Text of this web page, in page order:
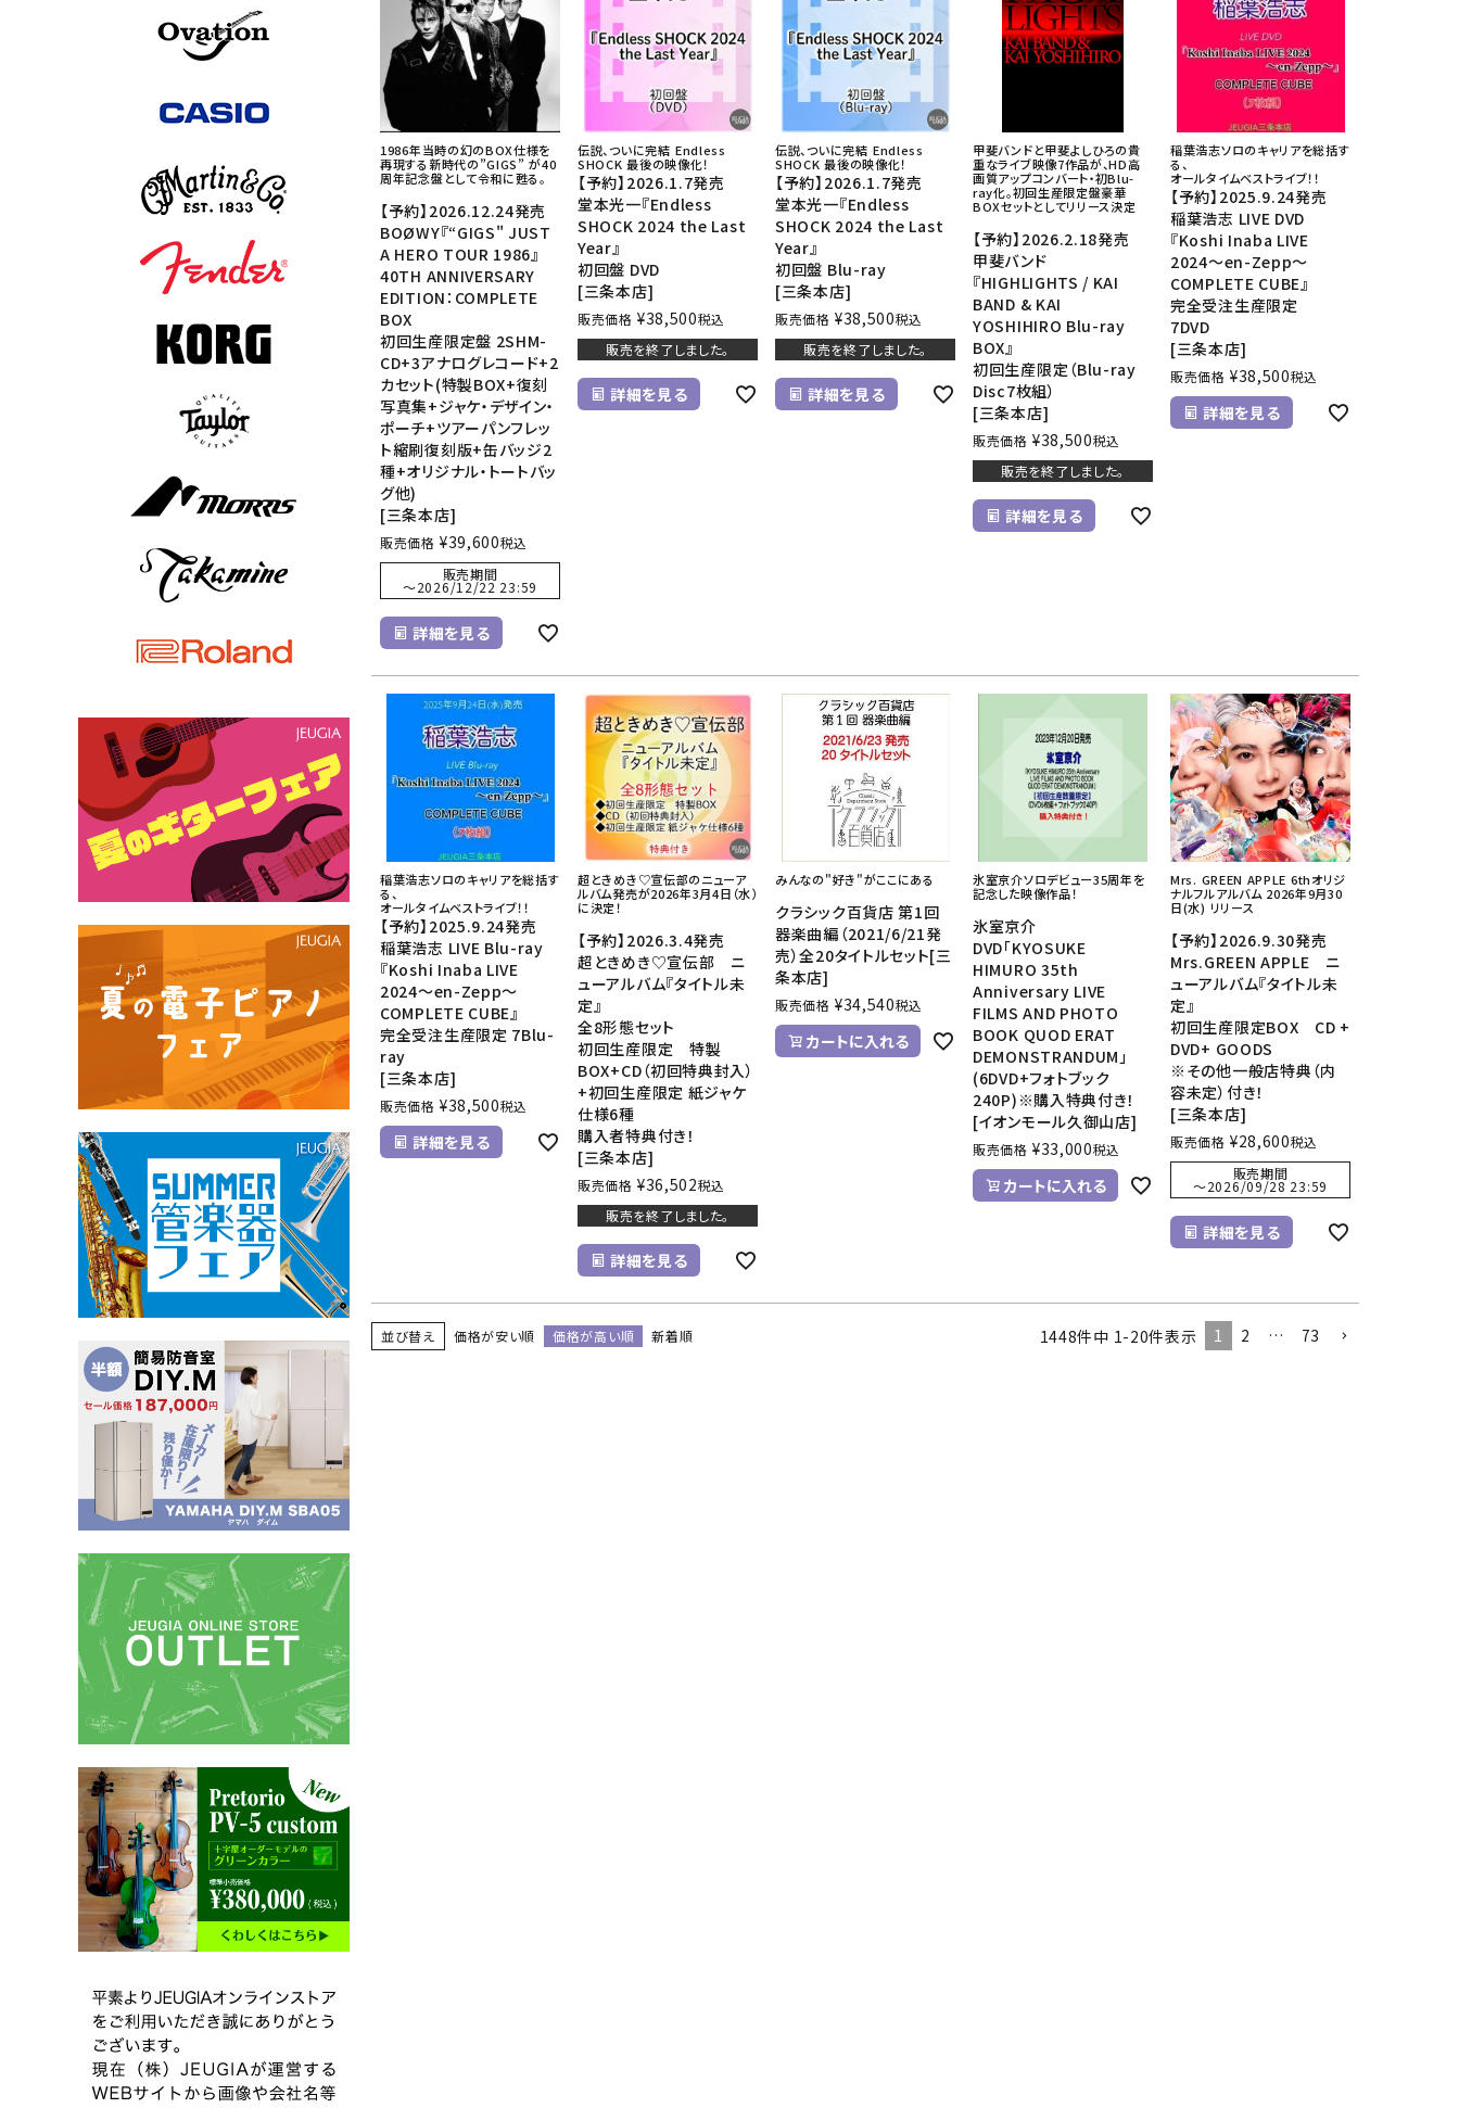
1986年当時の幻のBOX仕様を
再現する新時代の”GIGS” が40
周年記念盤として令和に甦る。
【予約】2026.12.24発売
BOØWY『“GIGS" JUST
A HERO TOUR 1986』
40TH ANNIVERSARY
EDITION：COMPLETE
BOX
初回生産限定盤 2SHM-
CD+3アナログレコード+2
カセット(特製BOX+復刻
写真集+ジャケ・デザイン・
ポーチ+ツアーパンフレッ
ト縮刷復刻版+缶バッジ2
種+オリジナル・トートバッ
グ他)
[三条本店]
販売価格 ¥39,600税込
販売期間
〜2026/12/22 23:59
詳細を見る
伝説、ついに完結 ――Endless
SHOCK 最後の映像化！
【予約】2026.1.7発売
堂本光一『Endless
SHOCK 2024 the Last
Year』
初回盤 DVD
[三条本店]
販売価格 ¥38,500税込
販売を終了しました。
詳細を見る
伝説、ついに完結 ――Endless
SHOCK 最後の映像化！
【予約】2026.1.7発売
堂本光一『Endless
SHOCK 2024 the Last
Year』
初回盤 Blu-ray
[三条本店]
販売価格 ¥38,500税込
販売を終了しました。
詳細を見る
甲斐バンドと甲斐よしひろの貴
重なライブ映像7作品が、HD高
画質アップコンバート・初Blu-
ray化。初回生産限定盤豪華
BOXセットとしてリリース決定
【予約】2026.2.18発売
甲斐バンド
『HIGHLIGHTS / KAI
BAND & KAI
YOSHIHIRO Blu-ray
BOX』
初回生産限定（Blu-ray
Disc7枚組）
[三条本店]
販売価格 ¥38,500税込
販売を終了しました。
詳細を見る
稲葉浩志ソロのキャリアを総括す
る、
オールタイムベストライブ！！
【予約】2025.9.24発売
稲葉浩志 LIVE DVD
『Koshi Inaba LIVE
2024～en-Zepp～
COMPLETE CUBE』
完全受注生産限定
7DVD
[三条本店]
販売価格 ¥38,500税込
詳細を見る
稲葉浩志ソロのキャリアを総括す
る、
オールタイムベストライブ！！
【予約】2025.9.24発売
稲葉浩志 LIVE Blu-ray
『Koshi Inaba LIVE
2024～en-Zepp～
COMPLETE CUBE』
完全受注生産限定 7Blu-
ray
[三条本店]
販売価格 ¥38,500税込
詳細を見る
超ときめき♡宣伝部のニューア
ルバム発売が2026年3月4日（水）
に決定！
【予約】2026.3.4発売
超ときめき♡宣伝部 ニ
ューアルバム『タイトル未
定』
全8形態セット
初回生産限定 特製
BOX+CD（初回特典封入）
+初回生産限定 紙ジャケ
仕様6種
購入者特典付き！
[三条本店]
販売価格 ¥36,502税込
販売を終了しました。
詳細を見る
みんなの"好き"がここにある
クラシック百貨店 第1回
器楽曲編（2021/6/21発
売）全20タイトルセット[三
条本店]
販売価格 ¥34,540税込
カートに入れる
氷室京介ソロデビュー35周年を
記念した映像作品！
氷室京介
DVD「KYOSUKE
HIMURO 35th
Anniversary LIVE
FILMS AND PHOTO
BOOK QUOD ERAT
DEMONSTRANDUM」
(6DVD+フォトブック
240P)※購入特典付き！
[イオンモール久御山店]
販売価格 ¥33,000税込
カートに入れる
Mrs. GREEN APPLE 6thオリジ
ナルフルアルバム 2026年9月30
日(水) リリース
【予約】2026.9.30発売
Mrs.GREEN APPLE ニ
ューアルバム『タイトル未
定』
初回生産限定BOX CD +
DVD+ GOODS
※その他一般店特典（内
容未定）付き！
[三条本店]
販売価格 ¥28,600税込
販売期間
〜2026/09/28 23:59
詳細を見る
並び替え 価格が安い順 価格が高い順 新着順 1448件中 1-20件表示 1 2 … 73